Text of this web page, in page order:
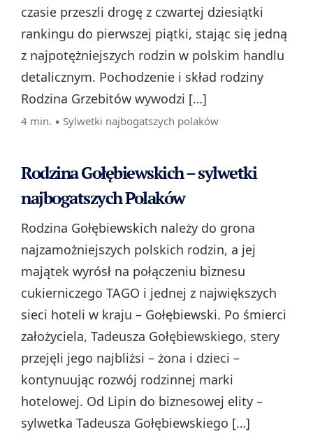
czasie przeszli drogę z czwartej dziesiątki
rankingu do pierwszej piątki, stając się jedną
z najpotężniejszych rodzin w polskim handlu
detalicznym. Pochodzenie i skład rodziny
Rodzina Grzebitów wywodzi […]
4 min. ▪ Sylwetki najbogatszych polaków
Rodzina Gołębiewskich – sylwetki
najbogatszych Polaków
Rodzina Gołębiewskich należy do grona
najzamożniejszych polskich rodzin, a jej
majątek wyrósł na połączeniu biznesu
cukierniczego TAGO i jednej z największych
sieci hoteli w kraju – Gołębiewski. Po śmierci
założyciela, Tadeusza Gołębiewskiego, stery
przejęli jego najbliżsi – żona i dzieci –
kontynuując rozwój rodzinnej marki
hotelowej. Od Lipin do biznesowej elity –
sylwetka Tadeusza Gołębiewskiego […]